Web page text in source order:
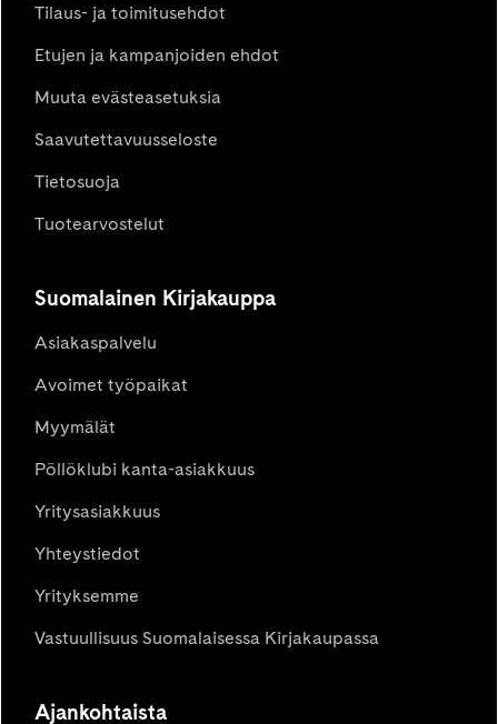
Tilaus- ja toimitusehdot
Etujen ja kampanjoiden ehdot
Muuta evästeasetuksia
Saavutettavuusseloste
Tietosuoja
Tuotearvostelut
Suomalainen Kirjakauppa
Asiakaspalvelu
Avoimet työpaikat
Myymälät
Pöllöklubi kanta-asiakkuus
Yritysasiakkuus
Yhteystiedot
Yrityksemme
Vastuullisuus Suomalaisessa Kirjakaupassa
Ajankohtaista